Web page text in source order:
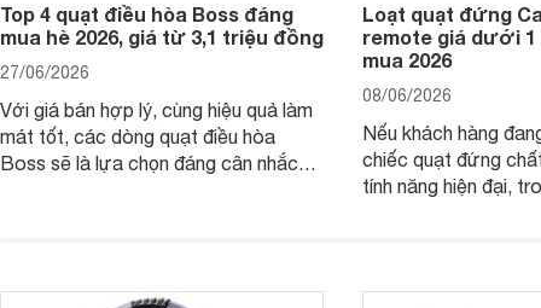
Top 4 quạt điều hòa Boss đáng
mua hè 2026, giá từ 3,1 triệu đồng
27/06/2026
Với giá bán hợp lý, cùng hiệu quả làm
mát tốt, các dòng quạt điều hòa
Boss sẽ là lựa chọn đáng cân nhắc
Loạt quạt đứng
remote giá dưới
mua 2026
08/06/2026
Nếu khách hàng
chiếc quạt đứng
tính năng hiện đại,